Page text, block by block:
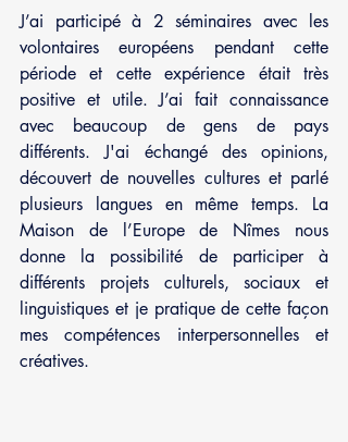
J’ai participé à 2 séminaires avec les
volontaires européens pendant cette
période et cette expérience était très
positive et utile. J’ai fait connaissance
avec beaucoup de gens de pays
différents. J'ai échangé des opinions,
découvert de nouvelles cultures et parlé
plusieurs langues en même temps. La
Maison de l’Europe de Nîmes nous
donne la possibilité de participer à
différents projets culturels, sociaux et
linguistiques et je pratique de cette façon
mes compétences interpersonnelles et
créatives.